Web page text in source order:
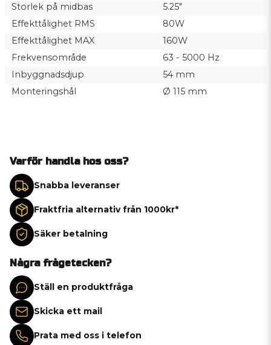
Storlek på midbas
5.25"
Effekttålighet RMS
80W
Effekttålighet MAX
160W
Frekvensområde
63 - 5000 Hz
Inbyggnadsdjup
54 mm
Monteringshål
Ø 115 mm
Varför handla hos oss?
Snabba leveranser
Fraktfria alternativ från 1000kr*
Säker betalning
Några frågetecken?
Ställ en produktfråga
Skicka ett mail
Prata med oss i telefon